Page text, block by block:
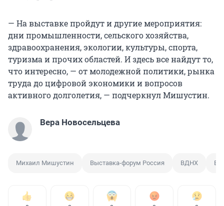
— На выставке пройдут и другие мероприятия:
дни промышленности, сельского хозяйства,
здравоохранения, экологии, культуры, спорта,
туризма и прочих областей. И здесь все найдут то,
что интересно, — от молодежной политики, рынка
труда до цифровой экономики и вопросов
активного долголетия, — подчеркнул Мишустин.
Вера Новосельцева
Михаил Мишустин Выставка-форум Россия ВДНХ